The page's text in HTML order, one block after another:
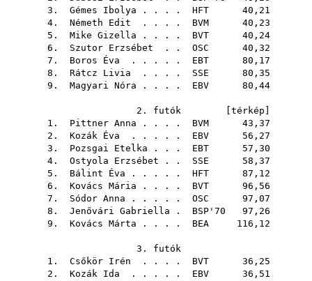
3. Gémes Ibolya . . . . HFT 40,21
4. Németh Edit . . . . BVM 40,23
5. Mike Gizella . . . . BVT 40,24
6. Szutor Erzsébet . . OSC 40,32
7. Boros Éva . . . . . EBT 80,17
8. Rátcz Livia . . . . SSE 80,35
9. Magyari Nóra . . . . EBV 80,44
2. futók [ térkép
1. Pittner Anna . . . . BVM 43,37
2. Kozák Éva . . . . . EBV 56,27
3. Pozsgai Etelka . . . EBT 57,30
4. Ostyola Erzsébet . . SSE 58,37
5. Bálint Éva . . . . . HFT 87,12
6. Kovács Mária . . . . BVT 96,56
7. Sódor Anna . . . . . OSC 97,07
8. Jenővári Gabriella . BSP'70 97,26
9. Kovács Márta . . . . BEA 116,12
3. futók
1. Csőkör Irén . . . . BVT 36,25
2. Kozák Ida . . . . . EBV 36,51